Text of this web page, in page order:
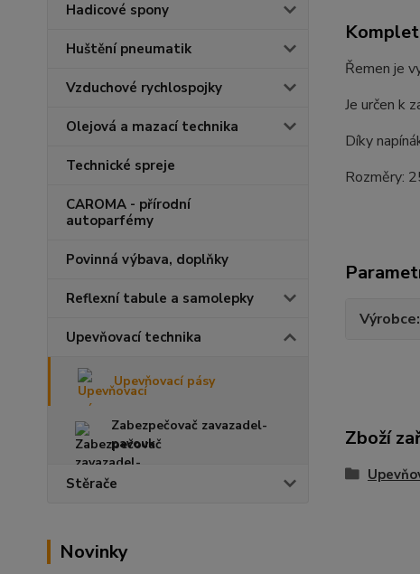
Hadicové spony
Huštění pneumatik
Vzduchové rychlospojky
Olejová a mazací technika
Technické spreje
CAROMA - přírodní
autoparfémy
Povinná výbava, doplňky
Reflexní tabule a samolepky
Upevňovací technika
Upevňovací pásy
Zabezpečovač zavazadel-
pavouk
Stěrače
Novinky
Řemen je
Je určen k
Díky
Rozměry:
Výrobce
Zboží